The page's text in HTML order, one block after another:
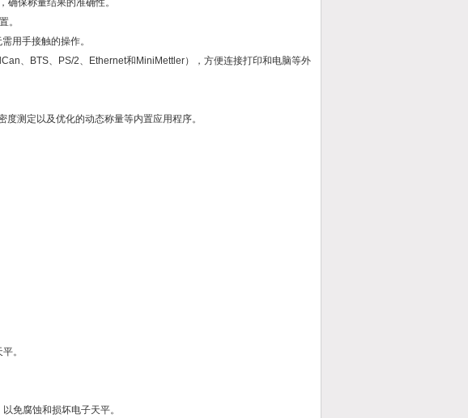
保称量结果的准确性。
。
用手接触的操作。
、BTS、PS/2、Ethernet和MiniMettler），方便连接打印和电脑等外
测定以及优化的动态称量等内置应用程序。
。
免腐蚀和损坏电子天平。